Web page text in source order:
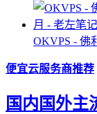
OKVPS - 佛
便宜云服务商推荐
国内国外主